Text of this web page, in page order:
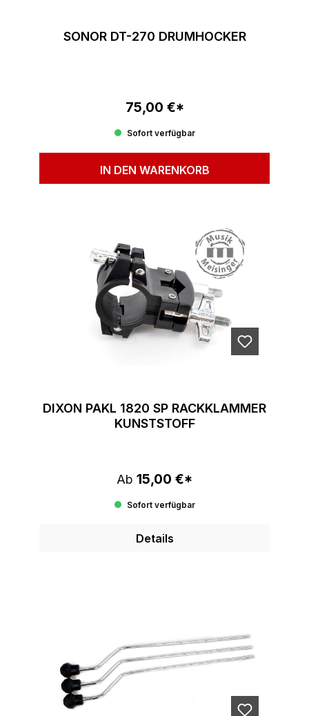
SONOR DT-270 DRUMHOCKER
Regulärer Preis:
75,00 €*
Sofort verfügbar
IN DEN WARENKORB
DIXON PAKL 1820 SP RACKKLAMMER
KUNSTSTOFF
Regulärer Preis:
Ab 15,00 €*
Sofort verfügbar
Details